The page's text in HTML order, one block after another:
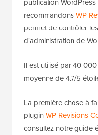
publication
recommandonsWP
permet de contrôler
d'administration de
Il est utilisé par 40
moyenne de 4,7/5
La première chose à
plugin WP Revisions
consultez notre guide